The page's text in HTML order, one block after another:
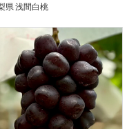
県 浅間白桃